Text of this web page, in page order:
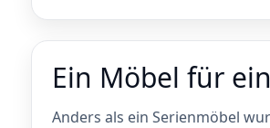
Ein Möbel für
Anders als ein Serienmöbel